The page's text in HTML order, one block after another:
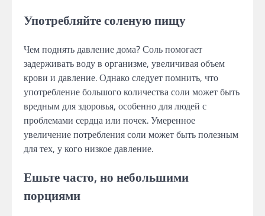
Употребляйте соленую пищу
Чем поднять давление дома? Соль помогает
задерживать воду в организме, увеличивая объем
крови и давление. Однако следует помнить, что
употребление большого количества соли может быть
вредным для здоровья, особенно для людей с
проблемами сердца или почек. Умеренное
увеличение потребления соли может быть полезным
для тех, у кого низкое давление.
Ешьте часто, но небольшими
порциями